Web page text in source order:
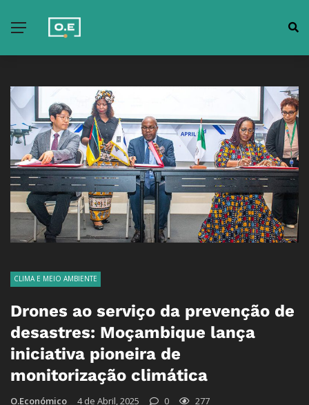
CLIMA E MEIO AMBIENTE
Drones ao serviço da prevenção de
desastres: Moçambique lança
iniciativa pioneira de
monitorização climática
O.Económico 4 de Abril, 2025 0 277